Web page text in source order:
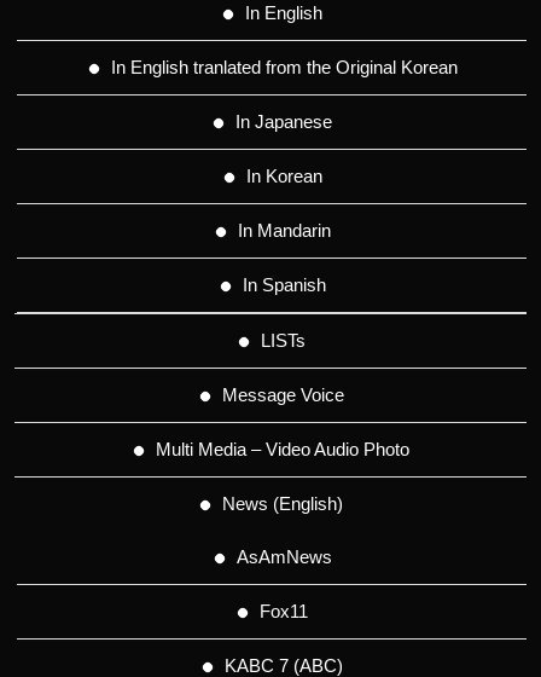
In English
In English tranlated from the Original Korean
In Japanese
In Korean
In Mandarin
In Spanish
LISTs
Message Voice
Multi Media – Video Audio Photo
News (English)
AsAmNews
Fox11
KABC 7 (ABC)